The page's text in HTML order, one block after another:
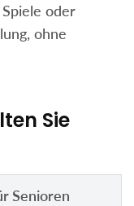
oder
ohne
Sie
Senioren